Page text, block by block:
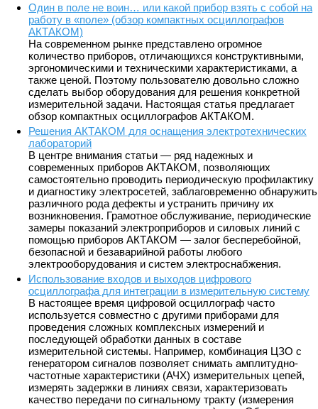
Один в поле не воин… или какой прибор взять с собой на
работу в «поле» (обзор компактных осциллографов
АКТАКОМ)
На современном рынке представлено огромное
количество приборов, отличающихся конструктивными,
эргономическими и техническими характеристиками, а
также ценой. Поэтому пользователю довольно сложно
сделать выбор оборудования для решения конкретной
измерительной задачи. Настоящая статья предлагает
обзор компактных осциллографов АКТАКОМ.
Решения АКТАКОМ для оснащения электротехнических
лабораторий
В центре внимания статьи — ряд надежных и
современных приборов АКТАКОМ, позволяющих
самостоятельно проводить периодическую профилактику
и диагностику электросетей, заблаговременно обнаружить
различного рода дефекты и устранить причину их
возникновения. Грамотное обслуживание, периодические
замеры показаний электроприборов и силовых линий с
помощью приборов АКТАКОМ — залог бесперебойной,
безопасной и безаварийной работы любого
электрооборудования и систем электроснабжения.
Использование входов и выходов цифрового
осциллографа для интеграции в измерительную систему
В настоящее время цифровой осциллограф часто
используется совместно с другими приборами для
проведения сложных комплексных измерений и
последующей обработки данных в составе
измерительной системы. Например, комбинация ЦЗО с
генератором сигналов позволяет снимать амплитудно-
частотные характеристики (АЧХ) измерительных цепей,
измерять задержки в линиях связи, характеризовать
качество передачи по сигнальному тракту (измерения